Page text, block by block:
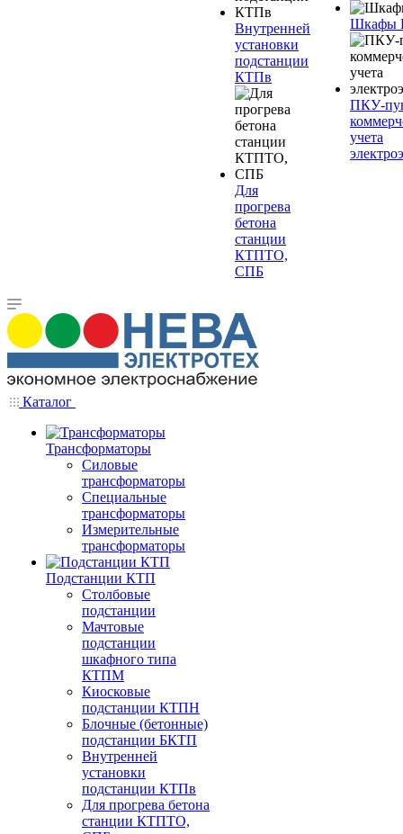
Внутренней
установки
подстанции
КТПв
Для
прогрева
бетона
станции
КТПТО,
СПБ
Шкафы
ПКУ-
учета
Каталог
Трансформаторы
Силовые
трансформаторы
Специальные
трансформаторы
Измерительные
трансформаторы
Подстанции КТП
Столбовые
подстанции
Мачтовые
подстанции
шкафного типа
КТПМ
Киосковые
подстанции КТПН
Блочные (бетонные)
подстанции БКТП
Внутренней
установки
подстанции КТПв
Для прогрева бетона
станции КТПТО,